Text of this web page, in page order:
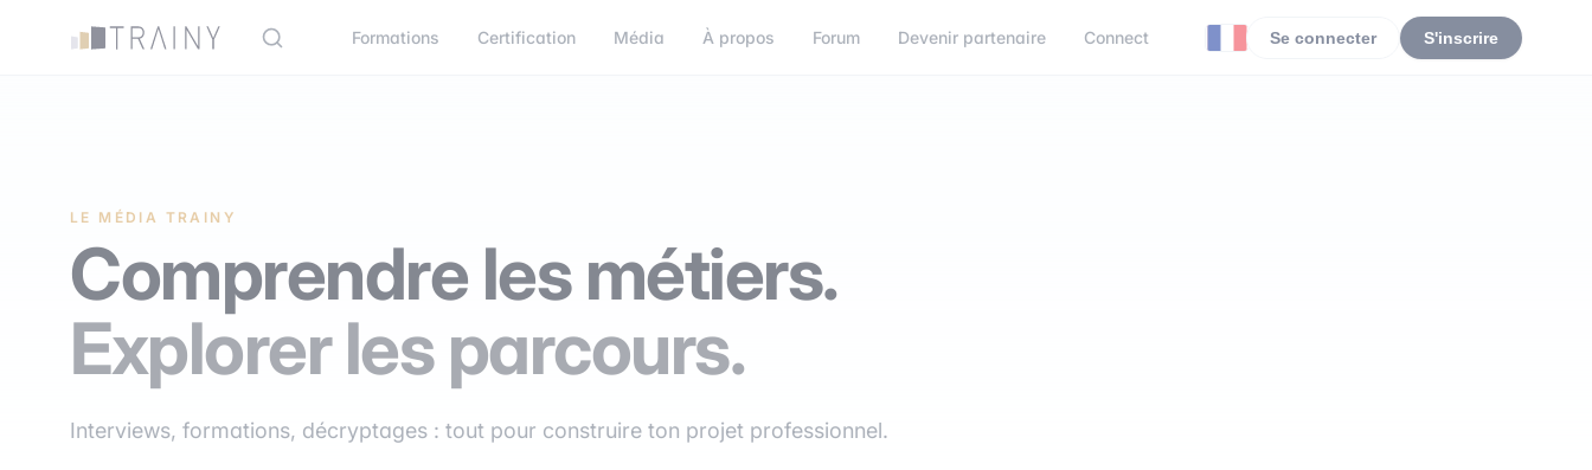
Formations Certification Média À propos Forum Devenir partenaire Connect Se connecter S'inscrire
LE MÉDIA TRAINY
Comprendre les métiers.
Explorer les parcours.
Interviews, formations, décryptages : tout pour construire ton projet professionnel.